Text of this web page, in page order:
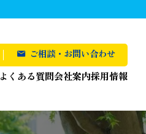
ご相談・お問い合わせ
よくある質問会社案内採用情報